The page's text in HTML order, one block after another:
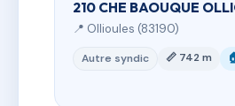
210 CHE BAOUQUE
📍 Ollioules (83190)
Autre syndic 📏 742 m